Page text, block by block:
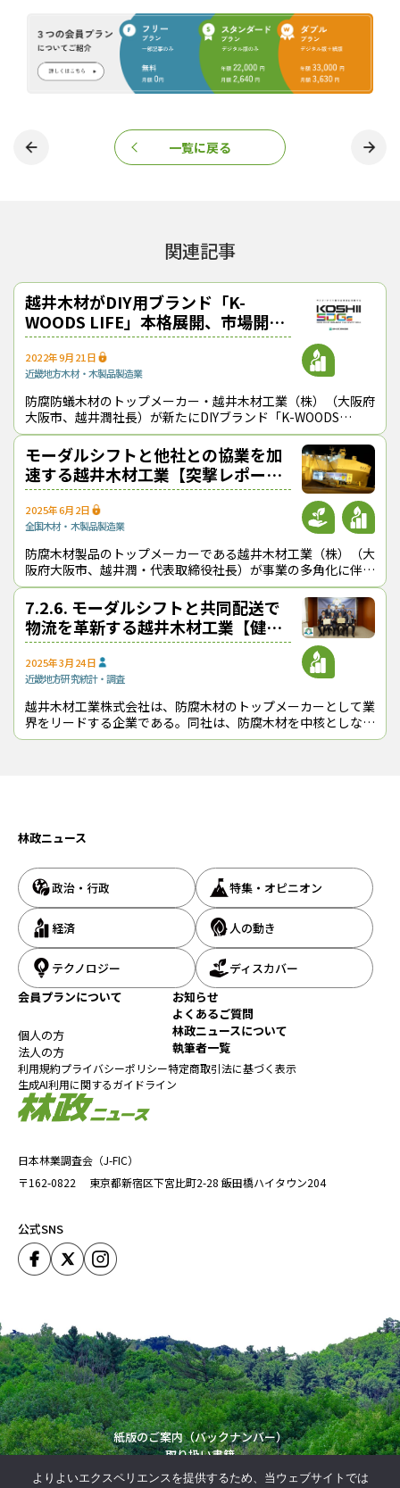
越井木材工業と東京農大のつながりは、長く太い。はじまりは
ャンパス内では同社の製品が随所で使用されており、協定締結式
ッドで施工された。
林産化学研究室の７代目教授でもある江口学長は、「歴史ある３
者の包括連携協定が締結され、人材育成の推進などで大きな成果
が期待される」としており、越井社長も、「協定を機に循環型社
会や生物多様性に配慮した木材製品の研究・開発をさらに加速さ
せていく」と意気込んでいる。
（2023年７月25日取材）
（トップ画像＝東京農大世田谷キャンパスで協定書を手にする（左か
ら）越井潤・越井木材工業社長、江口文陽・東京農業大学学長、神谷直
秀・コシイプレザービング社長）
コシイプレザービングサーモウッド世田谷区大阪市東京農業大学柴本武夫
江口文陽神谷直秀越井木材工業越井潤
『林政ニュース』編集部
おかげさまで、1994年の創刊から32年目に
入りました！ これからも皆様の手となり足
となり、最新の耳寄り情報をお届けしてまい
ります。
この記事をシェアする
一覧に戻る
関連記事
越井木材がDIY用ブランド「K-
WOODS LIFE」本格展開、市場開拓
目指す
2022年9月21日
近畿地方木材・木製品製造業
防腐防蟻木材のトップメーカー・越井木材工業（株）（大阪府
大阪市、越井潤社長）が新たにDIYブランド「K-WOODS
LIFE」を立ち上げ、９月５日から本格展開に入った。プロ仕様
の同社製品をDIY用にア
モーダルシフトと他社との協業を加
速する越井木材工業【突撃レポー
ト】
2025年6月2日
全国木材・木製品製造業
防腐木材製品のトップメーカーである越井木材工業（株）（大
阪府大阪市、越井潤・代表取締役社長）が事業の多角化に伴い
モーダルシフト（環境負荷の小さい輸送への転換）と他社との
協業を加速している。その最新の姿
7.2.6. モーダルシフトと共同配送で
物流を革新する越井木材工業【健全
で持続可能な原木・製品輸送の発展
に向けて】
2025年3月24日
近畿地方研究統計・調査
越井木材工業株式会社は、防腐木材のトップメーカーとして業
界をリードする企業である。同社は、防腐木材を中核としなが
ら、住宅用資材、公共施設向け資材、DIY向け製品、トラック
日本林業調査会（J-FIC）
〒162-0822
東京都新宿区下宮比町2-28 飯田橋ハイタウン204
公式SNS
林政ニュース
政治・行政 特集・オピニオン
経済 人の動き
テクノロジー
ディスカバー
会員プランについて
個人の方
法人の方
お知らせ
よくあるご質問
林政ニュースについて
執筆者一覧
利用規約プライバシーポリシー特定商取引法に基づく表示
生成AI利用に関するガイドライン
紙版のご案内（バックナンバー）
取り扱い書籍
運営会社
よりよいエクスペリエンスを提供するため、当ウェブサイトでは